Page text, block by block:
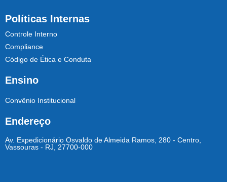
Políticas Internas
Controle Interno
Compliance
Código de Ética e Conduta
Ensino
Convênio Institucional
Endereço
Av. Expedicionário Osvaldo de Almeida Ramos, 280 - Centro,
Vassouras - RJ, 27700-000